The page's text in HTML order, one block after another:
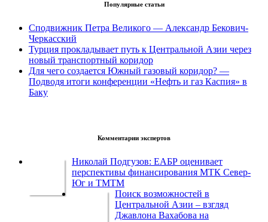
Популярные статьи
Сподвижник Петра Великого — Александр Бекович-
Черкасский
Турция прокладывает путь к Центральной Азии через
новый транспортный коридор
Для чего создается Южный газовый коридор? —
Подводя итоги конференции «Нефть и газ Каспия» в
Баку
Комментарии экспертов
Николай Подгузов: ЕАБР оценивает
перспективы финансирования МТК Север-
Юг и ТМТМ
Поиск возможностей в
Центральной Азии – взгляд
Джавлона Вахабова на